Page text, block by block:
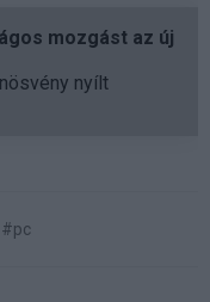
mozgást az új
nyílt
#pc